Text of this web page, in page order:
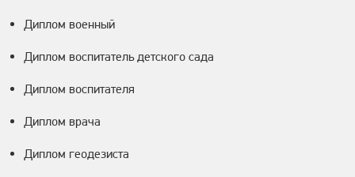
Диплом военный
Диплом воспитатель детского сада
Диплом воспитателя
Диплом врача
Диплом геодезиста